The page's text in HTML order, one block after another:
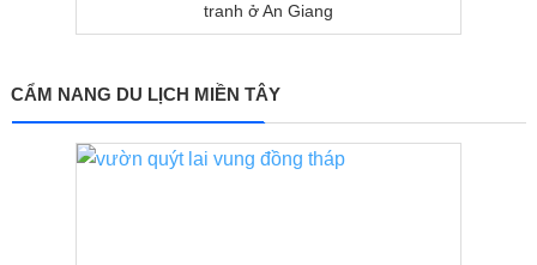
tranh ở An Giang
CẨM NANG DU LỊCH MIỀN TÂY